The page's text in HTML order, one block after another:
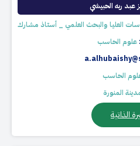
عبد ربه الحبيشي​
العليا والبحث العلمي _ أستاذ مشارك
علوم الحاسب
الحاسب
المنورة
الذاتية